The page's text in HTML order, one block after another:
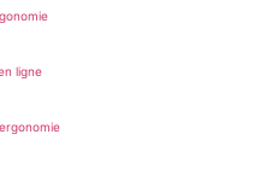
ligne